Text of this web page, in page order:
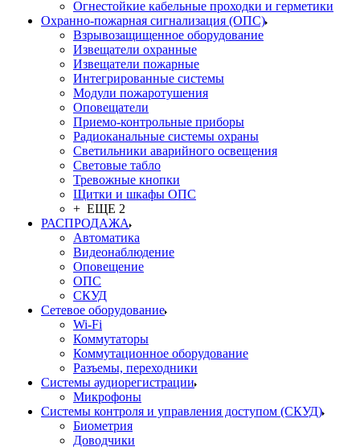
Огнестойкие кабельные проходки и герметики
Охранно-пожарная сигнализация (ОПС)
Взрывозащищенное оборудование
Извещатели охранные
Извещатели пожарные
Интегрированные системы
Модули пожаротушения
Оповещатели
Приемо-контрольные приборы
Радиоканальные системы охраны
Светильники аварийного освещения
Световые табло
Тревожные кнопки
Щитки и шкафы ОПС
+ ЕЩЕ 2
РАСПРОДАЖА
Автоматика
Видеонаблюдение
Оповещение
ОПС
СКУД
Сетевое оборудование
Wi-Fi
Коммутаторы
Коммутационное оборудование
Разъемы, переходники
Системы аудиорегистрации
Микрофоны
Системы контроля и управления доступом (СКУД)
Биометрия
Доводчики